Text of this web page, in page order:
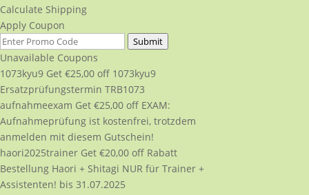
Calculate Shipping
Apply Coupon
Submit
Unavailable Coupons
1073kyu9 Get €25,00 off 1073kyu9
Ersatzprüfungstermin TRB1073
aufnahmeexam Get €25,00 off EXAM:
Aufnahmeprüfung ist kostenfrei, trotzdem
anmelden mit diesem Gutschein!
haori2025trainer Get €20,00 off Rabatt
Bestellung Haori + Shitagi NUR für Trainer +
Assistenten! bis 31.07.2025